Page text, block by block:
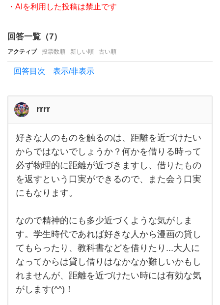
し
ょ
う
か？
好き
の触
っ
た
・AIを利用した投稿は禁止です
回答一覧（7）
アクティブ 投票数順 新しい順 古い順
回答目次 表示/非表示
rrrr
好き
な人
のも
のを
触る
の
は、
距離
たい
から
では
ない
でし
ょう
か？
何か
好きな人のものを触るのは、距離を近づけたい
からではないでしょうか？何かを借りる時って
必ず物理的に距離が近づきますし、借りたもの
を返すという口実ができるので、また会う口実
にもなります。
なので精神的にも多少近づくような気がしま
す。学生時代であれば好きな人から漫画の貸し
てもらったり、教科書などを借りたり...大人に
なってからは貸し借りはなかなか難しいかもし
れませんが、距離を近づけたい時には有効な気
がします(^^)！